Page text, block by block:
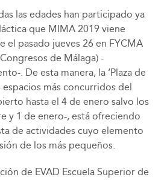
las edades han participado ya
que MIMA 2019 viene
el pasado jueves 26 en FYCMA
de Málaga) -
. De esta manera, la ‘Plaza de
espacios más concurridos del
hasta el 4 de enero salvo los
y 1 de enero-, está ofreciendo
de actividades cuyo elemento
de los más pequeños.
de EVAD Escuela Superior de